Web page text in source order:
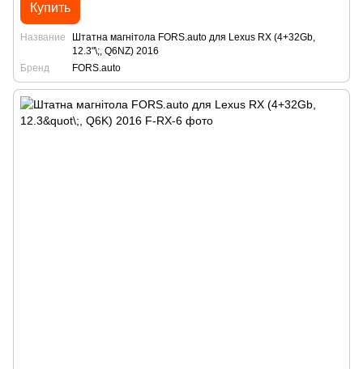
Купить
Название
Штатна магнітола FORS.auto для Lexus RX (4+32Gb,
12.3"\;, Q6NZ) 2016
Бренд
FORS.auto